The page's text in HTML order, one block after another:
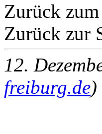
Zurück zum
Zurück zur
12.
freiburg.de)